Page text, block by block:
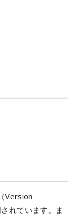
Version
れています。ま